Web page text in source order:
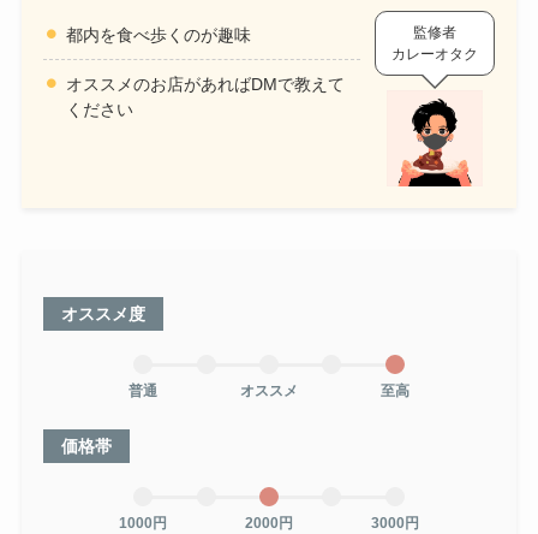
都内を食べ歩くのが趣味
オススメのお店があればDMで教えて
ください
監修者
カレーオタク
オススメ度
普通 オススメ 至高
価格帯
1000円 2000円 3000円